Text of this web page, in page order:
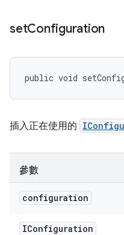
setConfiguration
public void
插入正在使用的
參數
configuration
IConfiguration